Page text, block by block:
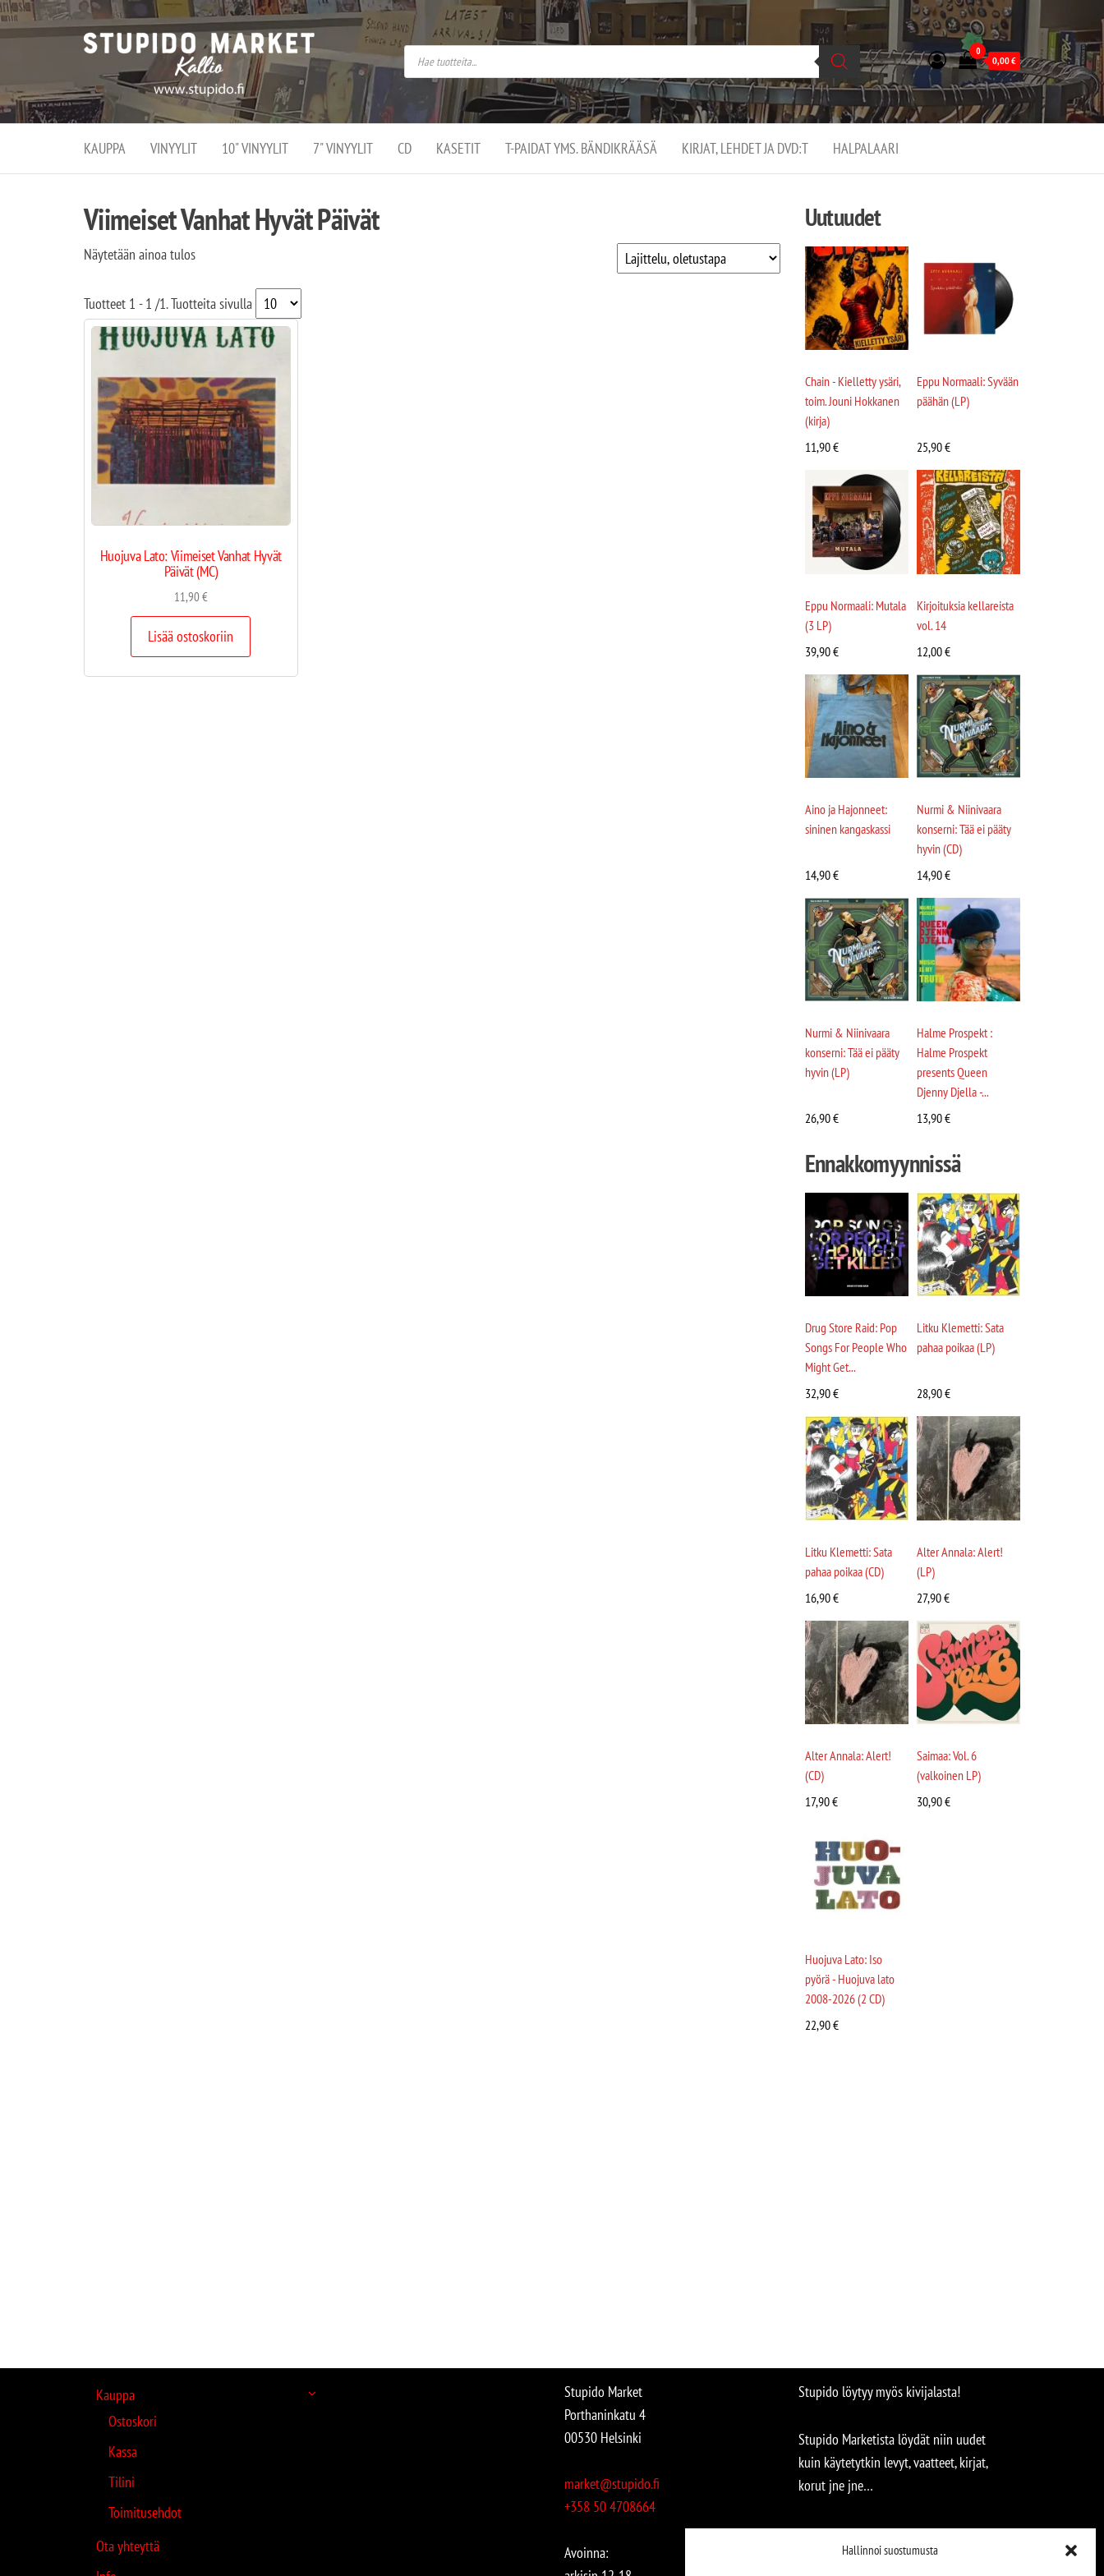
Hallinnoi suostumusta
Stupido
Market –
verkossa
ja
kivijalassa
Stupido Market on
vaihtoehtomusaan
erikoistunut
verkko- sekä
kivijalkakauppa
Helsingissä
Kallion
0
0,00€
KAUPPA VINYYLIT 10" VINYYLIT 7" VINYYLIT CD KASETIT T-PAIDAT YMS. BÄNDIKRÄÄSÄ KIRJAT, LEHDET JA DVD:T HALPALAARI
Viimeiset Vanhat Hyvät Päivät
Näytetään ainoa tulos
Tuotteet 1 - 1 /1. Tuotteita sivulla
Huojuva Lato: Viimeiset Vanhat Hyvät
Päivät (MC)
11,90€
Lisää ostoskoriin
Uutuudet
Chain - Kielletty ysäri,
toim. Jouni Hokkanen
(kirja)
11,90€
Eppu Normaali: Syvään
päähän (LP)
25,90€
Eppu Normaali: Mutala
(3 LP)
39,90€
Kirjoituksia kellareista
vol. 14
12,00€
Aino ja Hajonneet:
sininen kangaskassi
14,90€
Nurmi & Niinivaara
konserni: Tää ei pääty
hyvin (CD)
14,90€
Nurmi & Niinivaara
konserni: Tää ei pääty
hyvin (LP)
26,90€
Halme Prospekt :
Halme Prospekt
presents Queen
Djenny Djella -...
13,90€
Ennakkomyynnissä
Drug Store Raid: Pop
Songs For People Who
Might Get...
32,90€
Litku Klemetti: Sata
pahaa poikaa (LP)
28,90€
Litku Klemetti: Sata
pahaa poikaa (CD)
16,90€
Alter Annala: Alert!
(LP)
27,90€
Alter Annala: Alert!
(CD)
17,90€
Saimaa: Vol. 6
(valkoinen LP)
30,90€
Huojuva Lato: Iso
pyörä - Huojuva lato
2008-2026 (2 CD)
22,90€
Kauppa
Ostoskori
Kassa
Tilini
Toimitusehdot
Ota yhteyttä
Stupido Market
Porthaninkatu 4
00530 Helsinki
market@stupido.fi
+358 50 4708664
Avoinna:
Stupido löytyy myös kivijalasta!
Stupido Marketista löydät niin uudet
kuin käytetytkin levyt, vaatteet, kirjat,
korut jne jne…